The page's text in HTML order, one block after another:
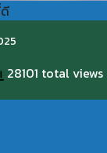
28101 total views